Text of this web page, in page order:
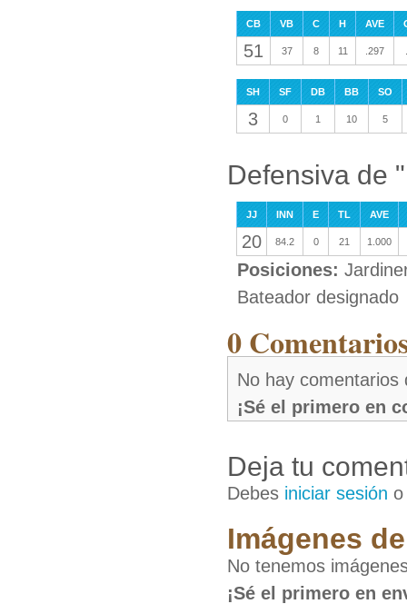
CB VB C H AVE
51 37 8 11 .297
SH SF DB BB SO
3 0 1 10 5
Defensiva de
JJ INN E TL AVE
20 84.2 0 21 1.000
Posiciones:
Bateador designado
0
No hay comentarios
¡Sé el primero en
Deja tu
Debes iniciar sesión
Imágenes
No tenemos
¡Sé el primero en